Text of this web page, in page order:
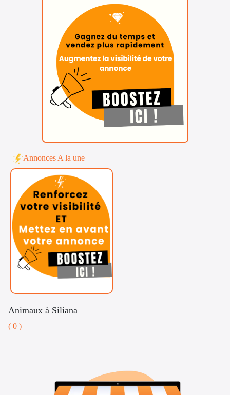
Informatique
&
Multimedia
Annonces A la une
Animaux à Siliana
( 0 )